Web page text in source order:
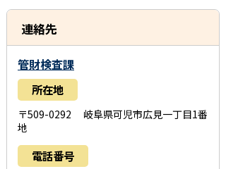
連絡先
管財検査課
所在地
〒509-0292 岐阜県可児市広見一丁目1番
地
電話番号